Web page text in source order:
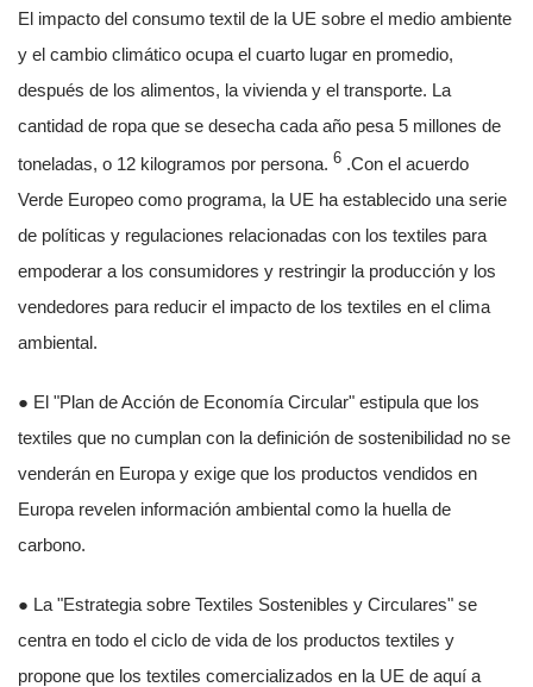
El impacto del consumo textil de la UE sobre el medio ambiente
y el cambio climático ocupa el cuarto lugar en promedio,
después de los alimentos, la vivienda y el transporte. La
cantidad de ropa que se desecha cada año pesa 5 millones de
toneladas, o 12 kilogramos por persona. 6 .Con el acuerdo
Verde Europeo como programa, la UE ha establecido una serie
de políticas y regulaciones relacionadas con los textiles para
empoderar a los consumidores y restringir la producción y los
vendedores para reducir el impacto de los textiles en el clima
ambiental.
● El "Plan de Acción de Economía Circular" estipula que los
textiles que no cumplan con la definición de sostenibilidad no se
venderán en Europa y exige que los productos vendidos en
Europa revelen información ambiental como la huella de
carbono.
● La "Estrategia sobre Textiles Sostenibles y Circulares" se
centra en todo el ciclo de vida de los productos textiles y
propone que los textiles comercializados en la UE de aquí a